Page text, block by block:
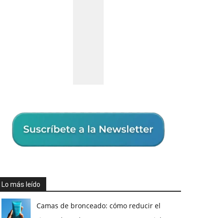
Lo más leído
Camas de bronceado: cómo reducir el